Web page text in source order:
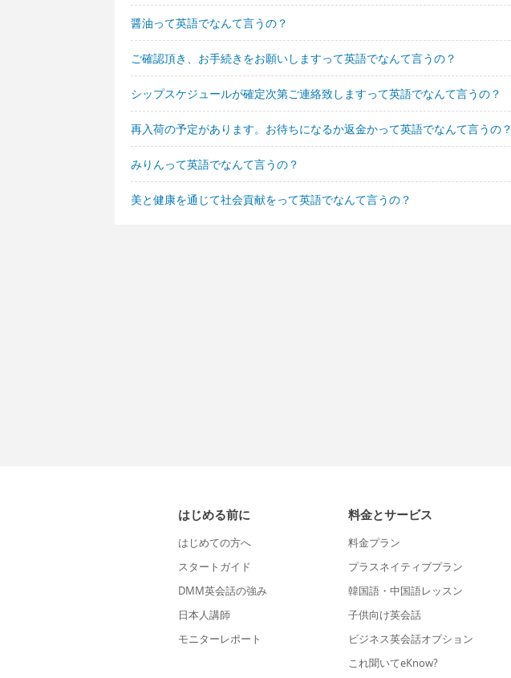
醤油って英語でなんて言うの？
ご確認頂き、お手続きをお願いしますって英語でなんて言うの？
シップスケジュールが確定次第ご連絡致しますって英語でなんて言うの？
再入荷の予定があります。お待ちになるか返金かって英語でなんて言うの？
みりんって英語でなんて言うの？
美と健康を通じて社会貢献をって英語でなんて言うの？
はじめる前に
はじめての方へ
スタートガイド
DMM英会話の強み
日本人講師
モニターレポート
料金とサービス
料金プラン
プラスネイティブプラン
韓国語・中国語レッスン
子供向け英会話
ビジネス英会話オプション
これ聞いてeKnow?